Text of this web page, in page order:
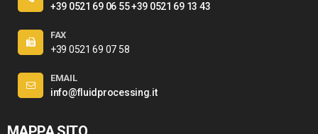
+39 0521 69 06 55+39 0521 69 13 43
FAX
+39 0521 69 07 58
EMAIL
info@fluidprocessing.it